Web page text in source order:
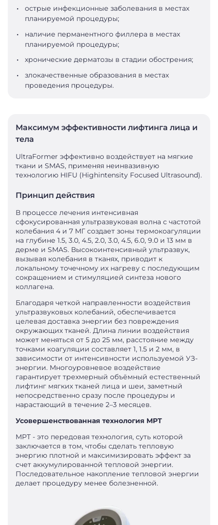
острые инфекционные заболевания в местах
планируемой процедуры;
наличие перманентного филлера в местах
планируемой процедуры;
хронические дерматозы в стадии обострения;
злокачественные образования в местах
проведения процедуры.
Максимум эффективности лифтинга лица и
тела
UltraFormer эффективно воздействует на мягкие
ткани и SMAS, применяя неинвазивную
технологию HIFU (Highintensity Focused Ultrasound).
Принцип действия
В процессе лечения интенсивная
сфокусированная ультразвуковая волна с частотой
колебания 4 и 7 МГ создает зоны термокоагуляции
на глубине 1.5, 3.0, 4.5, 2.0, 3.0, 4.5, 6.0, 9.0 и 13 мм в
дерме и SMAS. Высокоинтенсивный ультразвук,
вызывая колебания в тканях, приводит к
локальному точечному их нагреву с последующим
сокращением и стимуляцией синтеза нового
коллагена.
Благодаря четкой направленности воздействия
ультразвуковых колебаний, обеспечивается
целевая доставка энергии без повреждения
окружающих тканей. Длина линии воздействия
может меняться от 5 до 25 мм, расстояние между
точками коагуляции составляет 1, 1.5 и 2 мм, в
зависимости от интенсивности используемой УЗ-
энергии. Многоуровневое воздействие
гарантирует трехмерный объёмный естественный
лифтинг мягких тканей лица и шеи, заметный
непосредственно сразу после процедуры и
нарастающий в течение 2–3 месяцев.
Усовершенствованная технология MPT
MPT - это передовая технология, суть которой
заключается в том, чтобы сделать тепловую
энергию плотной и максимизировать эффект за
счет аккумулированной тепловой энергии.
Последовательное накопление тепловой энергии
делает процедуру менее болезненной.